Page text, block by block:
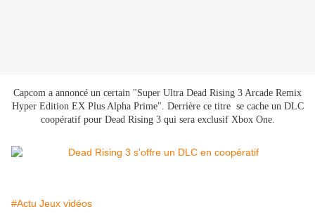
Capcom a annoncé un certain "Super Ultra Dead Rising 3 Arcade Remix
Hyper Edition EX Plus Alpha Prime". Derrière ce titre se cache un DLC
coopératif pour Dead Rising 3 qui sera exclusif Xbox One.
#Actu Jeux vidéos